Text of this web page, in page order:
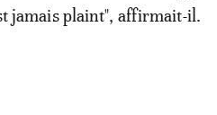
jamais plaint", affirmait-il.